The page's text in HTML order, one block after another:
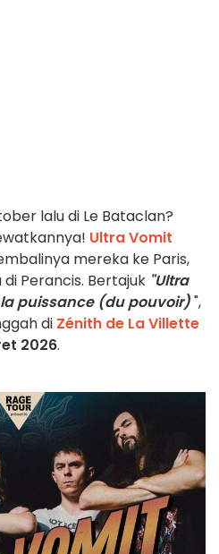
lalu di Le Bataclan?
Ultra Vomit
mereka ke Paris,
Perancis. Bertajuk "Ultra
puissance (du pouvoir)",
di Zénith de La Villette
2026.